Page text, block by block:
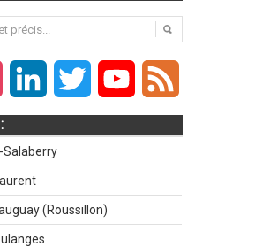
InstagramLinkedIn Twitter YouTube
Salaberry
(Roussillon)